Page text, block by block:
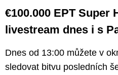
€100.000 EPT Super
livestream dnes i s
Dnes od 13:00 můžete v
sledovat bitvu posledních